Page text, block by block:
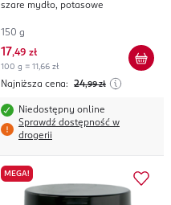
szare mydło, potasowe
150 g
17,49 zł
100 g = 11,66 zł
Najniższa cena: 24,99 zł
Niedostępny online
Sprawdź dostępność w
drogerii
MEGA!